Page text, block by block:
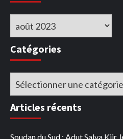
Archives
Catégories
Catégories
Articles récents
Soudan du Sud : Adut Salva Kiir,